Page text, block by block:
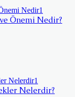
Önemi Nedir?
Nelerdir?